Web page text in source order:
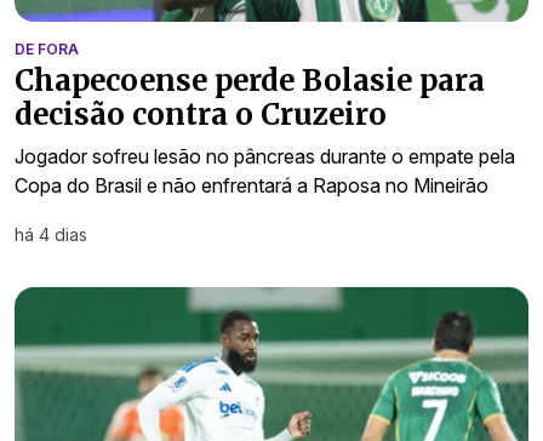
DE FORA
Chapecoense perde Bolasie para
decisão contra o Cruzeiro
Jogador sofreu lesão no pâncreas durante o empate pela
Copa do Brasil e não enfrentará a Raposa no Mineirão
há 4 dias